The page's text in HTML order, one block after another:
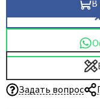
GlassTur
Griffwerk
HSU
В
Задать вопрос